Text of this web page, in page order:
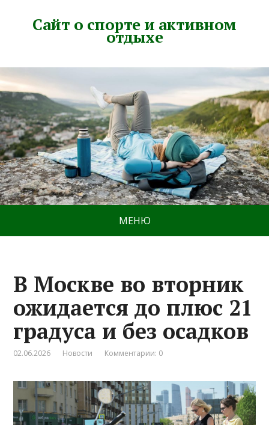
Сайт о спорте и активном
отдыхе
МЕНЮ
В Москве во вторник
ожидается до плюс 21
градуса и без осадков
02.06.2026 Новости Комментарии: 0